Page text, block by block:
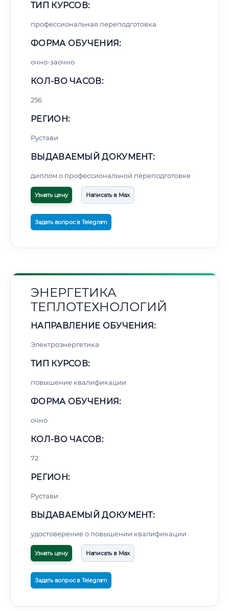
ТИП КУРСОВ:
профессиональная переподготовка
ФОРМА ОБУЧЕНИЯ:
очно-заочно
КОЛ-ВО ЧАСОВ:
256
РЕГИОН:
Рустави
ВЫДАВАЕМЫЙ ДОКУМЕНТ:
диплом о профессиональной переподготовке
Узнать цену Написать в Max
Задать вопрос в Telegram
ЭНЕРГЕТИКА
ТЕПЛОТЕХНОЛОГИЙ
НАПРАВЛЕНИЕ ОБУЧЕНИЯ:
Электроэнергетика
ТИП КУРСОВ:
повышение квалификации
ФОРМА ОБУЧЕНИЯ:
очно
КОЛ-ВО ЧАСОВ:
72
РЕГИОН:
Рустави
ВЫДАВАЕМЫЙ ДОКУМЕНТ:
удостоверение о повышении квалификации
Узнать цену Написать в Max
Задать вопрос в Telegram